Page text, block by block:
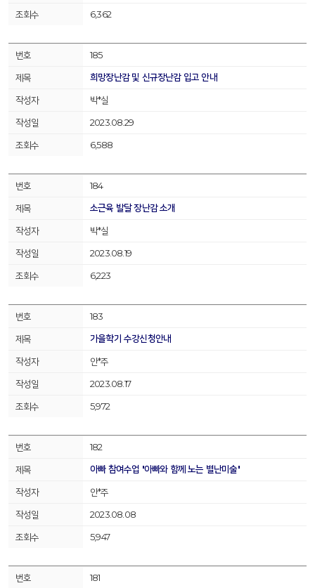
6,362
185
희망장난감 및 신규장난감 입고 안내
박*실
2023.08.29
6,588
184
소근육 발달 장난감 소개
박*실
2023.08.19
6,223
183
가을학기 수강신청안내
안*주
2023.08.17
5,972
182
아빠 참여수업 '아빠와 함께 노는 별난미술'
안*주
2023.08.08
5,947
181